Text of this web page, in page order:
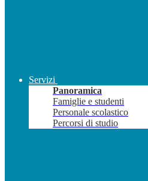
Servizi
Panoramica
Famiglie e studenti
Personale scolastico
Percorsi di studio